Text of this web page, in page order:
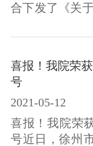
合下发了《关
集体的通知》
系张玲和医疗
级三好学生，
会公共服务系
荣获江苏省省
我院省三好学
喜报！我院荣
号
2021-05-12
喜报！我院荣
号近日，徐州